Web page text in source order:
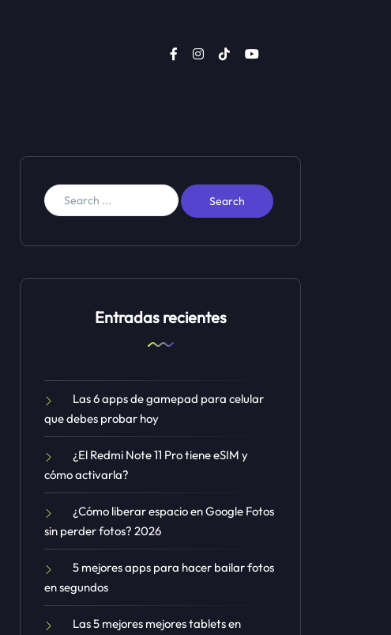
Entradas recientes
Las 6 apps de gamepad para celular
que debes probar hoy
¿El Redmi Note 11 Pro tiene eSIM y
cómo activarla?
¿Cómo liberar espacio en Google Fotos
sin perder fotos? 2026
5 mejores apps para hacer bailar fotos
en segundos
Las 5 mejores mejores tablets en